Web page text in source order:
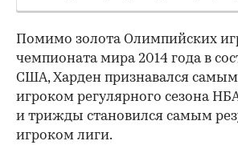
Помимо золота Олимпийских
чемпионата мира 2014 года в
США, Харден признавался
игроком регулярного сезона
и трижды становился самым
игроком лиги.